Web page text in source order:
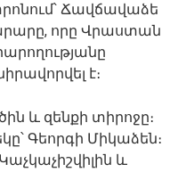
Ճավճավաձե
որը Վրաստան
է։
և զենքի տիրոջը։
Գեորգի Միկաձեն։
և